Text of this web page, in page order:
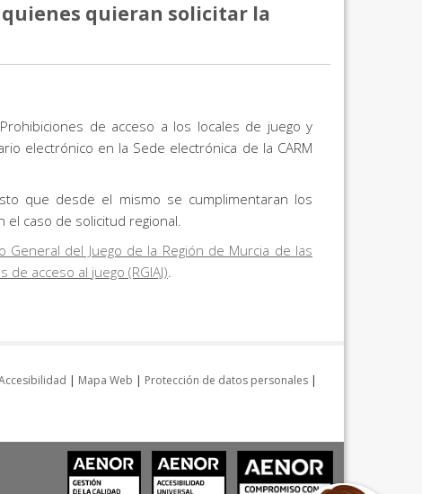
quienes quieran solicitar la
de acceso a los locales de juego y
electrónico en la Sede electrónica de la CARM
que desde el mismo se cumplimentaran los
el caso de solicitud regional.
General del Juego de la Región de Murcia de las
acceso al juego (RGIAJ).
| Mapa Web | Protección de datos personales |